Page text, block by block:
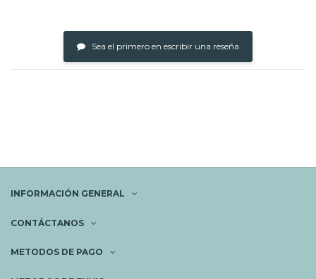
Sea el primero en escribir una reseña
INFORMACIÓN GENERAL
CONTÁCTANOS
METODOS DE PAGO